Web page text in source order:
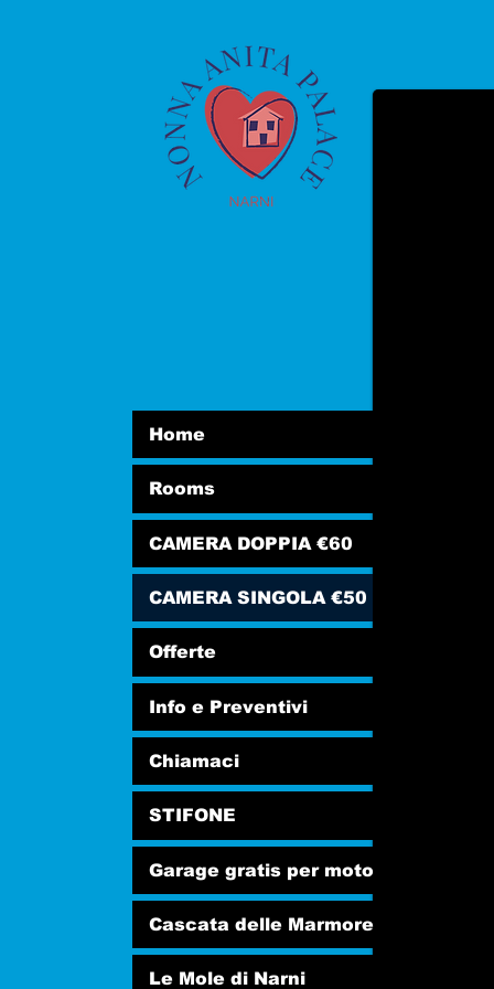
Home
Rooms
CAMERA DOPPIA €60
CAMERA SINGOLA €50
Offerte
Info e Preventivi
Chiamaci
STIFONE
Garage gratis per moto
Cascata delle Marmore
Le Mole di Narni